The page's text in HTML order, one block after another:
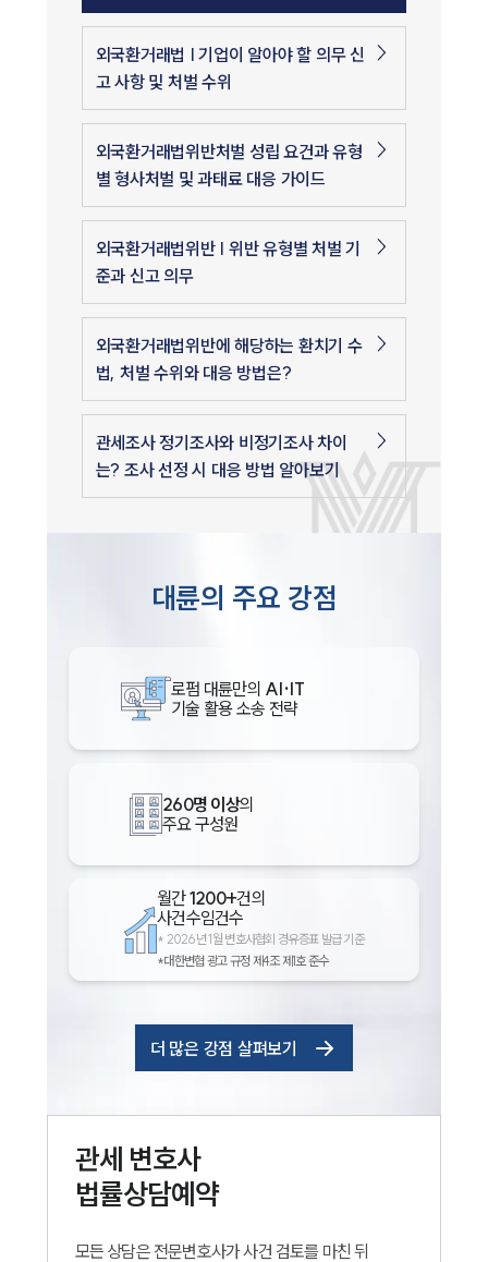
인재채용
만화로 보는 사례
외국환거래법 | 기업이 알아야 할 의무 신
고 사항 및 처벌 수위
외국환거래법위반처벌 성립 요건과 유형
별 형사처벌 및 과태료 대응 가이드
외국환거래법위반 | 위반 유형별 처벌 기
준과 신고 의무
외국환거래법위반에 해당하는 환치기 수
법, 처벌 수위와 대응 방법은?
관세조사 정기조사와 비정기조사 차이
는? 조사 선정 시 대응 방법 알아보기
대륜의 주요 강점
로펌 대륜만의 AI·IT
기술 활용 소송 전략
260명 이상의
주요 구성원
월간1200+건의
사건수임건수
* 2026년 1월 변호사협회 경유증표 발급 기준
*대한변협 광고 규정 제4조 제1호 준수
더 많은 강점 살펴보기
관세 변호사
법률상담예약
모든 상담은 전문변호사가 사건 검토를 마친 뒤